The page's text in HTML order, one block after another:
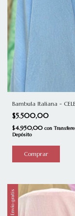
Bambula Italiana -
$5.500,00
$4.950,00 con
Depósito
Envío gratis